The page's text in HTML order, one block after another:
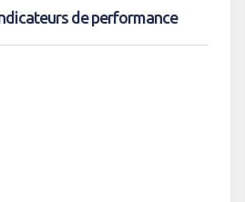
de performance